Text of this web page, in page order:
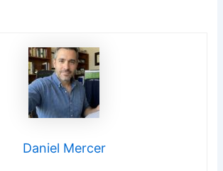
Daniel Mercer